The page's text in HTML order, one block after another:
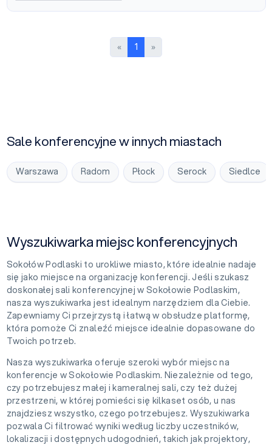
«Poprzednia strona
1 »Następna strona
Sale konferencyjne w innych miastach
Warszawa Radom Płock Serock Siedlce
Wyszukiwarka miejsc konferencyjnych
Sokołów Podlaski to urokliwe miasto, które idealnie nadaje
się jako miejsce na organizację konferencji. Jeśli szukasz
doskonałej sali konferencyjnej w Sokołowie Podlaskim,
nasza wyszukiwarka jest idealnym narzędziem dla Ciebie.
Zapewniamy Ci przejrzystą i łatwą w obsłudze platformę,
która pomoże Ci znaleźć miejsce idealnie dopasowane do
Twoich potrzeb.
Nasza wyszukiwarka oferuje szeroki wybór miejsc na
konferencje w Sokołowie Podlaskim. Niezależnie od tego,
czy potrzebujesz małej i kameralnej sali, czy też dużej
przestrzeni, w której pomieści się kilkaset osób, u nas
znajdziesz wszystko, czego potrzebujesz. Wyszukiwarka
pozwala Ci filtrować wyniki według liczby uczestników,
lokalizacji i dostępnych udogodnień, takich jak projektory,